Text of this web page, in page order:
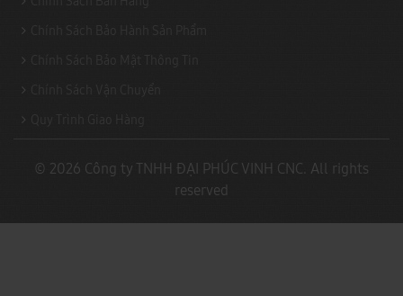
© 2026 Công ty TNHH ĐẠI PHÚC VINH CNC. All rights
reserved